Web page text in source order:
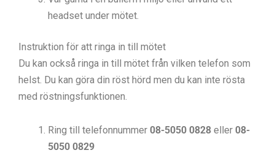
headset under mötet.
Instruktion för att ringa in till mötet
Du kan också ringa in till mötet från vilken telefon som
helst. Du kan göra din röst hörd men du kan inte rösta
med röstningsfunktionen.
Ring till telefonnummer 08-5050 0828 eller 08-
5050 0829